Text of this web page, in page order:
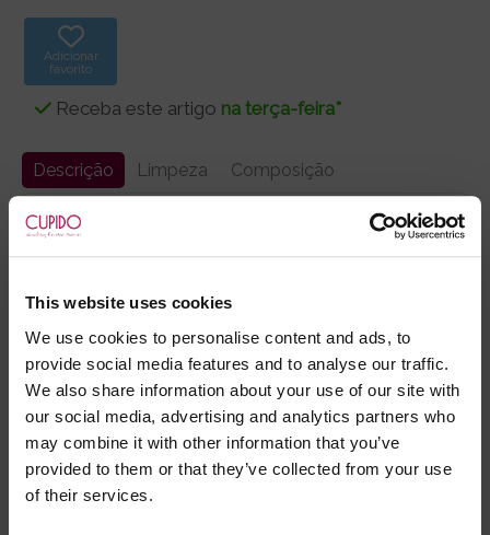
This website uses cookies
We use cookies to personalise content and ads, to
provide social media features and to analyse our traffic.
We also share information about your use of our site with
our social media, advertising and analytics partners who
may combine it with other information that you’ve
provided to them or that they’ve collected from your use
of their services.
Adicionar
favorito
Receba este artigo na terça-feira*
Descrição Limpeza Composição
Mini vestido fabricado em tecido brilhante e
Alças ajustáveis.
Marca:Cottelli Collection
- Embalagens 100% discretas